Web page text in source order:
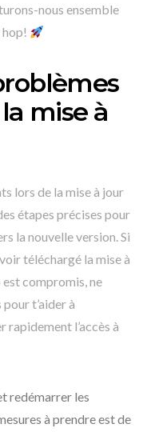
nous ensemble
mise à
lors de la mise à jour
étapes précises pour
la nouvelle version. Si
téléchargé la mise à
est compromis, ne
t’aider à
l’accès à
redémarrer les
à prendre est de